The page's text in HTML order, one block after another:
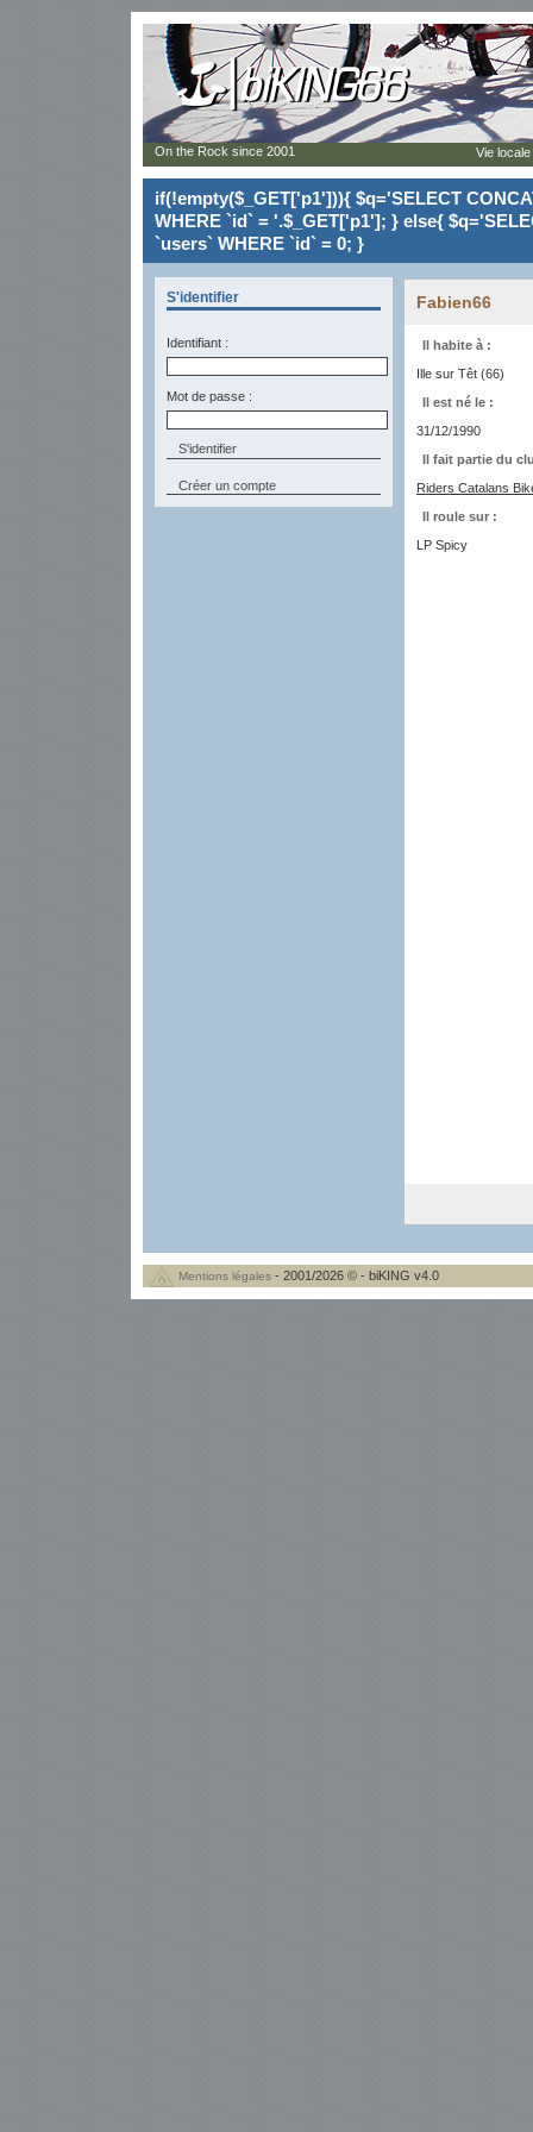
if(!empty($_GET['p1'])){ $q='SELECT
WHERE `id` = '.$_GET['p1']; } else{
`users` WHERE `id` = 0; }
S'identifier
Identifiant :
Mot de passe :
Créer un compte
Fabien66
Il habite à :
Ille sur Têt (66)
Il est né le :
31/12/1990
Il fait partie du
Riders Catalans
Il roule sur :
LP Spicy
On the Rock since 2001 Vie
Mentions légales - 2001/2026 © - biKING v4.0